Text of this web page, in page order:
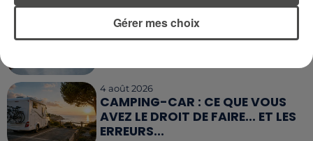
ÉCLIPSE SOLAIRE DU 12 AOÛT : LA
RUÉE VERS LES LUNETTES DE...
4 août 2026
CAMPING-CAR : CE QUE VOUS
AVEZ LE DROIT DE FAIRE... ET LES
ERREURS...
Gérer mes choix